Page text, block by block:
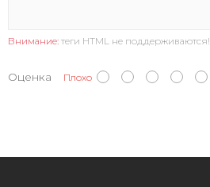
Внимание: теги HTML не поддерживаются!
Оценка Плохо